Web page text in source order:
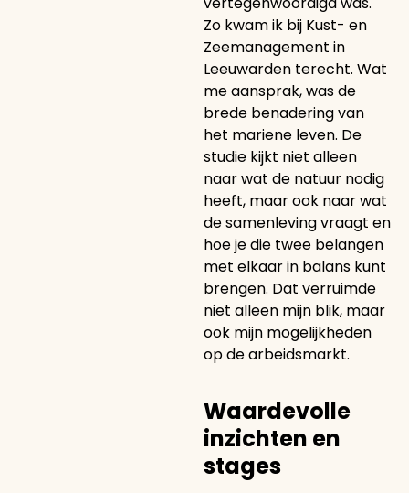
Zo kwam ik bij Kust- en
Zeemanagement in
Leeuwarden terecht. Wat
me aansprak, was de
brede benadering van
het mariene leven. De
studie kijkt niet alleen
naar wat de natuur nodig
heeft, maar ook naar wat
de samenleving vraagt en
hoe je die twee belangen
met elkaar in balans kunt
brengen. Dat verruimde
niet alleen mijn blik, maar
ook mijn mogelijkheden
op de arbeidsmarkt.
Waardevolle
inzichten en
stages